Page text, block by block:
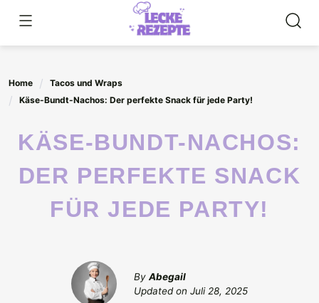
content
Home
Tacos und Wraps
Käse-Bundt-Nachos: Der perfekte Snack für jede Party!
KÄSE-BUNDT-NACHOS:
DER PERFEKTE SNACK
FÜR JEDE PARTY!
By Abegail
Updated on Juli 28, 2025